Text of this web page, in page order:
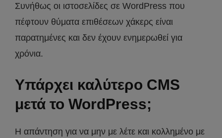
Συνήθως οι ιστοσελίδες σε WordPress που
πέφτουν θύματα επιθέσεων χάκερς είναι
παρατημένες και δεν έχουν ενημερωθεί για
χρόνια.
Υπάρχει καλύτερο CMS
μετά το WordPress;
Η απάντηση για να μην με λέτε και κολλημένο με